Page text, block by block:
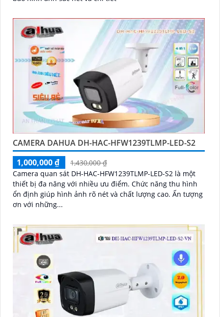
CAMERA DAHUA DH-HAC-HFW1239TLMP-LED-S2
1,000,000 ₫
1,430,000 ₫
Camera quan sát DH-HAC-HFW1239TLMP-LED-S2 là một
thiết bị đa năng với nhiều ưu điểm. Chức năng thu hình
ổn định giúp hình ảnh rõ nét và chất lượng cao. Ấn tượng
ơn với những...